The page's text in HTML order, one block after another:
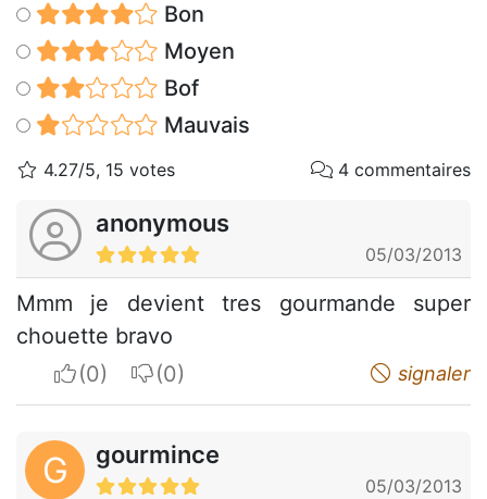
Bon
Moyen
Bof
Mauvais
4.27/5, 15 votes 4 commentaires
anonymous
05/03/2013
Mmm je devient tres gourmande super
chouette bravo
I apreciateI do not appreciate signaler
G gourmince
05/03/2013